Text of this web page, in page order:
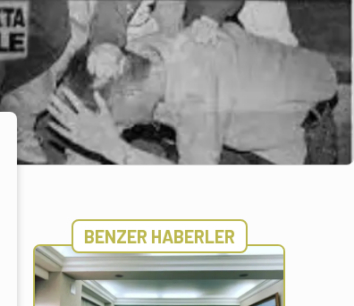
BENZER HABERLER